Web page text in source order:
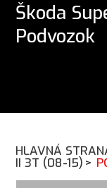
Škoda
Podvozok
HLAVNÁ
II 3T (08-15) >